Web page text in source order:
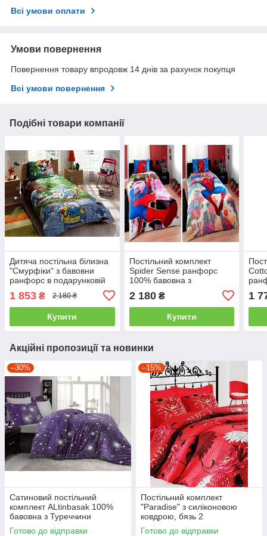
Всі умови оплати
Умови повернення
Повернення товару впродовж 14 днів за рахунок покупця
Всі умови повернення
Подібні товари компанії
Дитяча постільна білизна
"Смурфіки" з бавовни
ранфорс в подарунковій
1 853 ₴ 2 180 ₴
Купити
Постільний комплект
Spider Sense ранфорс
100% бавовна з
подарунковою упаковкою
полуторний
2 180₴
Купити
1
Акційні пропозиції та новинки
–30%
Сатиновий постільний
комплект ALtinbasak 100%
бавовна з Туреччини
двоспальний - євро
Готово до відправки
–15%
Постільний комплект
"Paradise" з силіконовою
ковдрою, бязь 2
Готово до відправки